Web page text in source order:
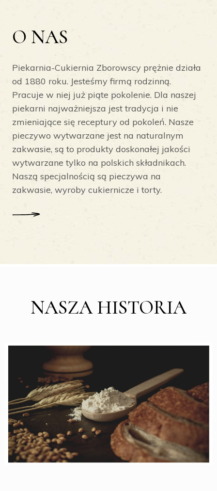
O NAS
Piekarnia-Cukiernia Zborowscy prężnie działa
od 1880 roku. Jesteśmy firmą rodzinną.
Pracuje w niej już piąte pokolenie. Dla naszej
piekarni najważniejsza jest tradycja i nie
zmieniające się receptury od pokoleń. Nasze
pieczywo wytwarzane jest na naturalnym
zakwasie, są to produkty doskonałej jakości
wytwarzane tylko na polskich składnikach.
Naszą specjalnością są pieczywa na
zakwasie, wyroby cukiernicze i torty.
NASZA HISTORIA